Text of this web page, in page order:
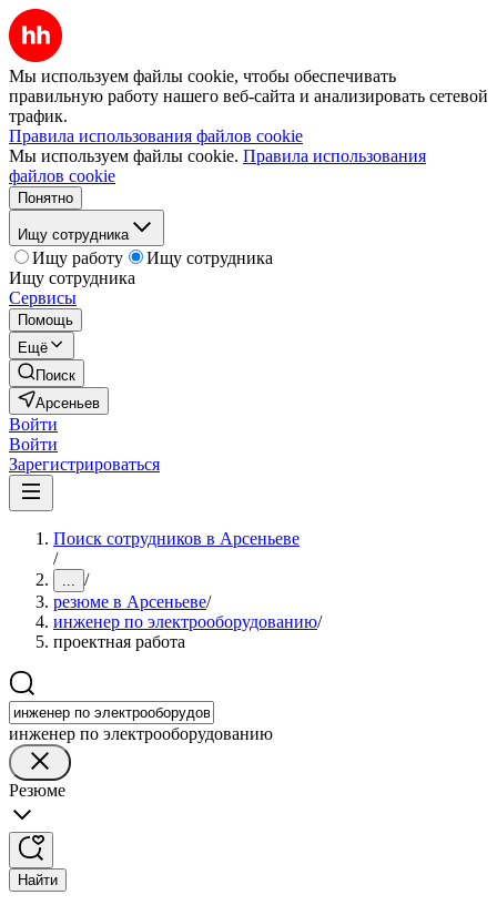
Мы используем файлы cookie, чтобы обеспечивать
правильную работу нашего веб-сайта и анализировать сетевой
трафик.
Правила использования файлов cookie
Мы используем файлы cookie. Правила использования
файлов cookie
Понятно
Ищу сотрудника
Ищу работу
Ищу сотрудника
Ищу сотрудника
Сервисы
Помощь
Ещё
Поиск
Арсеньев
Войти
Войти
Зарегистрироваться
Поиск сотрудников в Арсеньеве
/
... /
резюме в Арсеньеве/
инженер по электрооборудованию/
проектная работа
инженер по электрооборудованию
Резюме
Найти